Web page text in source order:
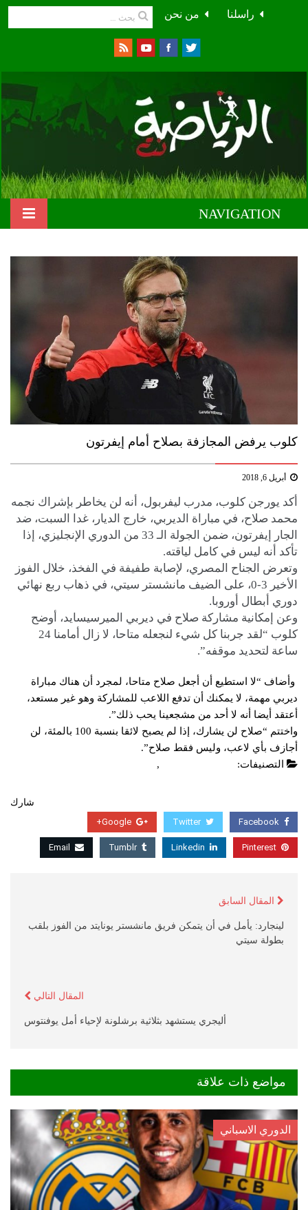
من نحن راسلنا
NAVIGATION
كلوب يرفض المجازفة بصلاح أمام إيفرتون
أبريل 6, 2018
أكد يورجن كلوب، مدرب ليفربول، أنه لن يخاطر بإشراك نجمه
محمد صلاح، في مباراة الديربي، خارج الديار، غدا السبت، ضد
الجار إيفرتون، ضمن الجولة الـ 33 من الدوري الإنجليزي، إذا
تأكد أنه ليس في كامل لياقته.
وتعرض الجناح المصري، لإصابة طفيفة في الفخذ، خلال الفوز
الأخير 3-0، على الضيف مانشستر سيتي، في ذهاب ربع نهائي
دوري أبطال أوروبا.
وعن إمكانية مشاركة صلاح في ديربي الميرسيسايد، أوضح
كلوب “لقد جربنا كل شيء لنجعله متاحا، لا زال أمامنا 24
ساعة لتحديد موقفه”.
وأضاف “لا استطيع أن أجعل صلاح متاحا، لمجرد أن هناك مباراة
ديربي مهمة، لا يمكنك أن تدفع اللاعب للمشاركة وهو غير مستعد،
أعتقد أيضا أنه لا أحد من مشجعينا يحب ذلك”.
واختتم “صلاح لن يشارك، إذا لم يصبح لائقا بنسبة 100 بالمئة، لن
أجازف بأي لاعب، وليس فقط صلاح”.
التصنيفات:
,
شارك
Facebook
Twitter
Google+
Pinterest
Linkedin
Tumblr
Email
المقال السابق
لينجارد: يأمل في أن يتمكن فريق مانشستر يونايتد من الفوز بلقب
بطولة سيتي
المقال التالي
أليجري يستشهد بثلاثية برشلونة لإحياء أمل يوفنتوس
مواضع ذات علاقة
الدوري الاسباني